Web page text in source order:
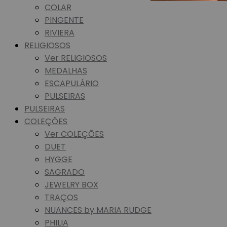
COLAR
PINGENTE
RIVIERA
RELIGIOSOS
Ver RELIGIOSOS
MEDALHAS
ESCAPULÁRIO
PULSEIRAS
PULSEIRAS
COLEÇÕES
Ver COLEÇÕES
DUET
HYGGE
SAGRADO
JEWELRY BOX
TRAÇOS
NUANCES by MARIA RUDGE
PHILIA